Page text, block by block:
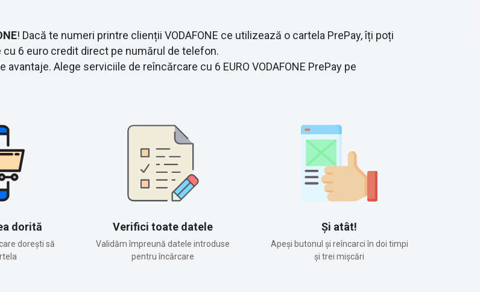
! Dacă te numeri printre clienții VODAFONE ce utilizează o cartela PrePay, îți poți
6 euro credit direct pe numărul de telefon.
Alege serviciile de reîncărcare cu 6 EURO VODAFONE PrePay pe
dorită
dorești să
Verifici toate datele
Validăm împreună datele introduse
pentru încărcare
Și atât!
Apeși butonul și reîncarci în doi timpi
și trei mișcări